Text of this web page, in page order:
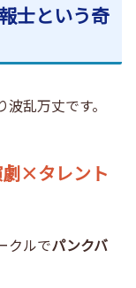
士という奇
乱万丈です。
×タレント
クルでパンクバ